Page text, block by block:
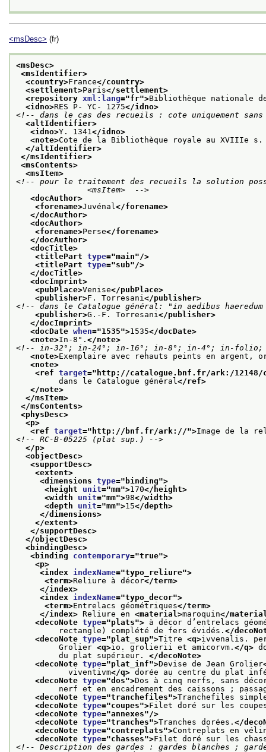
<msDesc> (fr)
<msDesc>
<msIdentifier>
<country>France</country>
<settlement>Paris</settlement>
<repository xml:lang="fr">Bibliothèque nationale
<idno>RES P- YC- 1275</idno>
<!-- dans le cas des recueils : cote uniquement
<altIdentifier>
<idno>Y. 1341 </idno>
<note>Cote de la Bibliothèque royale au XVIIIe s.
</altIdentifier>
</msIdentifier>
<msContents>
<msItem>
<!-- pour le traitement des recueils la solution
               <msItem>  -->
<docAuthor>
<forename>Juvénal </forename>
</docAuthor>
<docAuthor>
<forename>Perse</forename>
</docAuthor>
<docTitle>
<titlePart type="main"/>
<titlePart type="sub"/>
</docTitle>
<docImprint>
<pubPlace>Venise</pubPlace>
<publisher>F. Torresani </publisher>
<!-- dans le Catalogue général: "in aedibus
<publisher>G.-F. Torresani </publisher>
</docImprint>
<docDate when="1535">1535</docDate>
<note>In-8°. </note>
<!-- in-32°; in-24°; in-16°; in-8°; in-4°; in-
<note>Exemplaire avec rehauts peints en argent,
<note>
<ref target=" http://catalogue.bnf.fr/ark:/12148/
dans le Catalogue général </ref>
</note>
</msItem>
</msContents>
<physDesc>
<p>
<ref target=" http://bnf.fr/ark://">Image de la
<!-- RC-B-05225 (plat sup.) -->
</p>
<objectDesc>
<supportDesc>
<extent>
<dimensions type=" binding">
<height unit="mm">170</height>
<width unit="mm">98</width>
<depth unit="mm">15</depth>
</dimensions>
</extent>
</supportDesc>
</objectDesc>
<bindingDesc>
<binding contemporary="true">
<p>
<index indexName="typo_reliure">
<term>Reliure à décor</term>
</index>
<index indexName="typo_decor">
<term>Entrelacs géométriques</term>
</index> Reliure en <material>maroquin</
<decoNote type="plats"> à décor d’entrelacs
rectangle) complété de fers évidés. </
<decoNote type="plat_sup">Titre <q>ivvenalis.
Grolier <q>io. grolierii et amicorvm. </q>
du plat supérieur. </decoNote>
<decoNote type="plat_inf">Devise de Jean Grolier
viventivm</q> dorée au centre du plat
<decoNote type="dos">Dos à cinq nerfs, sans
nerf et en encadrement des caissons ; passages
<decoNote type="tranchefiles">Tranchefiles
<decoNote type="coupes">Filet doré sur les
<decoNote type="annexes"/>
<decoNote type="tranches">Tranches dorées. </
<decoNote type="contreplats">Contreplats en
<decoNote type="chasses">Filet doré sur les
<!-- Description des gardes : gardes blanches ;